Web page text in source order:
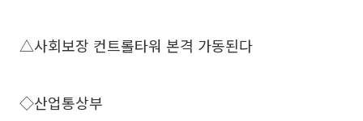
△사회보장 컨트롤타워 본격 가동된다
◇산업통상부